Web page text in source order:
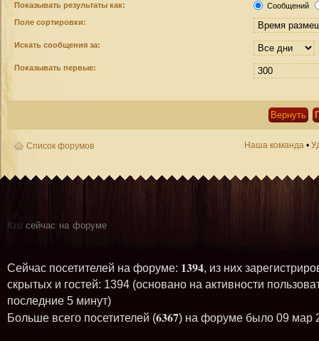
Показывать результаты как:
Сообщений
Поле сортировки:
Искать сообщения за:
Показывать первые:
Список форумов Наша команда •
Кто сейчас на форуме
Сейчас посетителей на форуме: 1394, из них
скрытых и гостей: 1394 (основано на активности
последние 5 минут)
Больше всего посетителей (6367) на форуме было 09 мар